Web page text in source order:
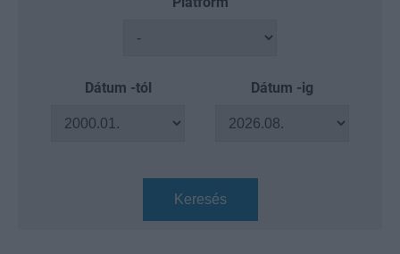
Dátum -tól Dátum -ig
Keresés